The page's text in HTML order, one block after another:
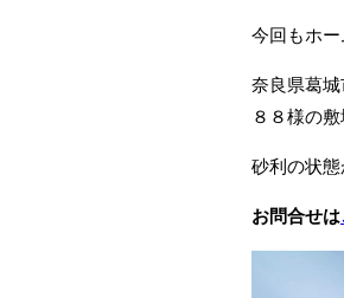
今回もホ
奈良県葛
８８様の
砂利の状
お問合せは